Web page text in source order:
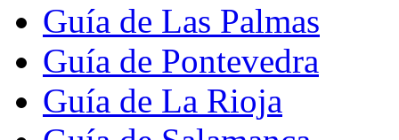
Guía de Las Palmas
Guía de Pontevedra
Guía de La Rioja